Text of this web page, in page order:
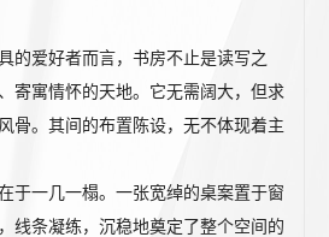
的爱好者而言，书房不止是读写之
寄寓情怀的天地。它无需阔大，但求
骨。其间的布置陈设，无不体现着主
于一几一榻。一张宽绰的桌案置于窗
线条凝练，沉稳地奠定了整个空间的